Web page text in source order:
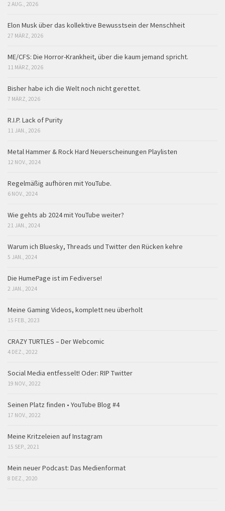
2 AUG., 2026
Elon Musk über das kollektive Bewusstsein der Menschheit
27 MÄRZ, 2026
ME/CFS: Die Horror-Krankheit, über die kaum jemand spricht.
11 MÄRZ, 2026
Bisher habe ich die Welt noch nicht gerettet.
7 MÄRZ, 2026
R.I.P. Lack of Purity
11 JAN., 2026
Metal Hammer & Rock Hard Neuerscheinungen Playlisten
12 NOV., 2024
Regelmäßig aufhören mit YouTube.
6 NOV., 2024
Wie gehts ab 2024 mit YouTube weiter?
21 JAN., 2024
Warum ich Bluesky, Threads und Twitter den Rücken kehre
5 JAN., 2024
Die HumePage ist im Fediverse!
2 JAN., 2024
Meine Gaming Videos, komplett neu überholt
15 FEB., 2023
CRAZY TURTLES – Der Webcomic
4 DEZ., 2022
Social Media entfesselt! Oder: RIP Twitter
19 NOV., 2022
Seinen Platz finden • YouTube Blog #4
17 NOV., 2022
Meine Kritzeleien auf Instagram
15 SEP., 2021
Mein neuer Podcast: Das Medienformat
8 DEZ., 2020